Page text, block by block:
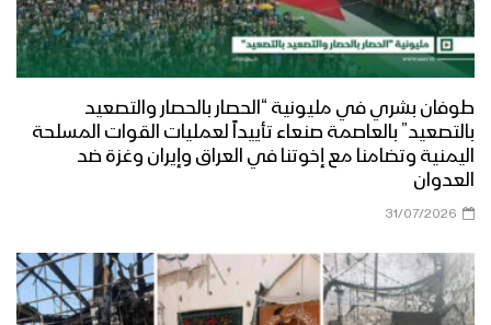
طوفان بشري في مليونية “الحصار بالحصار والتصعيد
بالتصعيد” بالعاصمة صنعاء تأييداً لعمليات القوات المسلحة
اليمنية وتضامنا مع إخوتنا في العراق وإيران وغزة ضد
العدوان
31/07/2026